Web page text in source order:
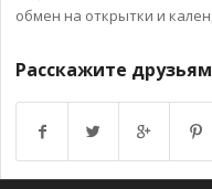
обмен на открытки и
Расскажите друзьям
Возврат к списку